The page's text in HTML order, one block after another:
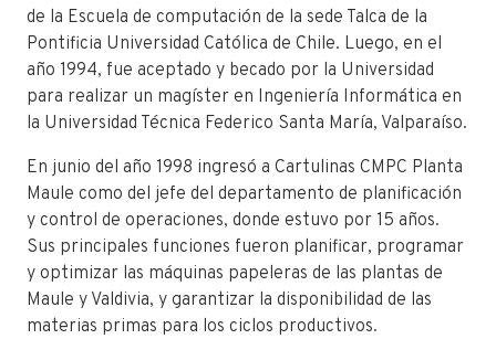
de la Escuela de computación de la sede Talca de la
Pontificia Universidad Católica de Chile. Luego, en el
año 1994, fue aceptado y becado por la Universidad
para realizar un magíster en Ingeniería Informática en
la Universidad Técnica Federico Santa María, Valparaíso.
En junio del año 1998 ingresó a Cartulinas CMPC Planta
Maule como del jefe del departamento de planificación
y control de operaciones, donde estuvo por 15 años.
Sus principales funciones fueron planificar, programar
y optimizar las máquinas papeleras de las plantas de
Maule y Valdivia, y garantizar la disponibilidad de las
materias primas para los ciclos productivos.